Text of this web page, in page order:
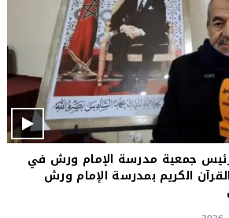
رئيس جمعية مدرسة الإمام ورش في
الكريم بمدرسة الإمام ورش